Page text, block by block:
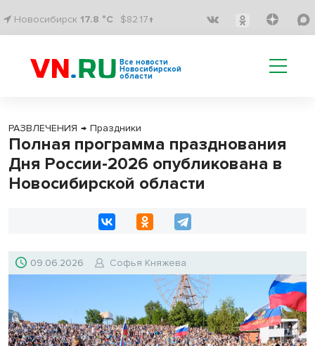
Новосибирск 17.8 °C $82.17↑
Все новости
Новосибирской
области
РАЗВЛЕЧЕНИЯ → Праздники
Полная программа празднования
Дня России-2026 опубликована в
Новосибирской области
09.06.2026 Софья Княжева